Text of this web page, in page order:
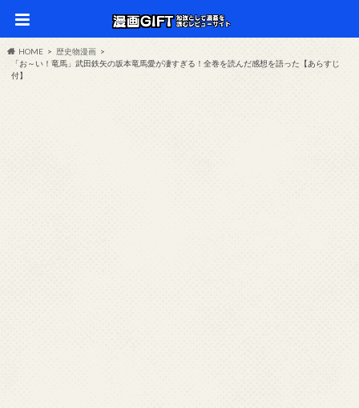
HOME
歴史物漫画
「お～い！竜馬」武田鉄矢の坂本竜馬愛が凄すぎる！全巻を読んだ感想を語った【あらすじ
付】